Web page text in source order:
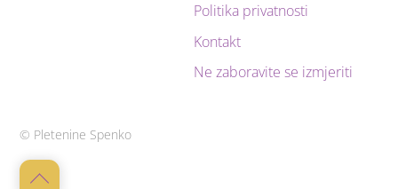
Politika privatnosti
Kontakt
Ne zaboravite se izmjeriti
Back
© Pletenine Spenko